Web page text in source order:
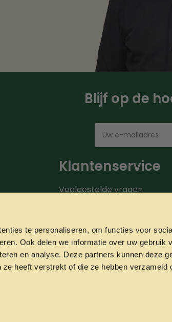
te personaliseren, om functies voor
Ook delen we informatie over uw gebruik
en analyse. Deze partners kunnen deze
heeft verstrekt of die ze hebben verzameld
Blijf op de
Klantenservice
Veelgestelde vragen
Over ons
Onze partners
Contact